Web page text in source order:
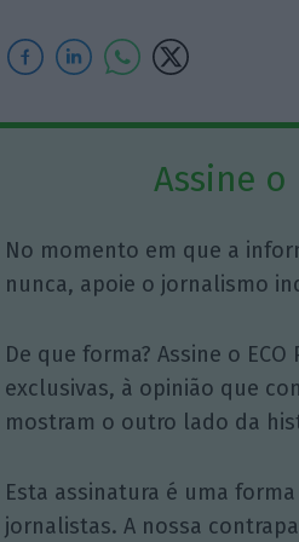
Assine o
No momento em que a
nunca, apoie o jornalismo
De que forma? Assine o
exclusivas, à opinião que
mostram o outro lado da
Esta assinatura é uma
jornalistas. A nossa